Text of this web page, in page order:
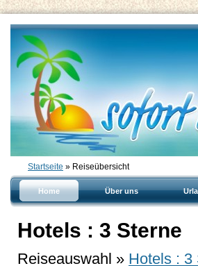
Startseite » Reiseübersicht
Home Über uns
Hotels : 3 Sterne
Reiseauswahl » Hotels : 3